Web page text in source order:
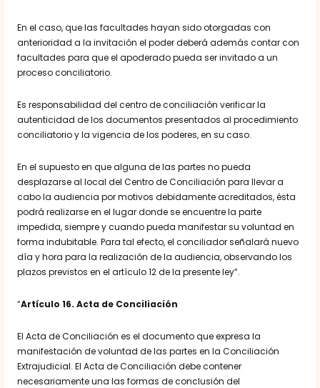
En el caso, que las facultades hayan sido otorgadas con
anterioridad a la invitación el poder deberá además contar con
facultades para que el apoderado pueda ser invitado a un
proceso conciliatorio.
Es responsabilidad del centro de conciliación verificar la
autenticidad de los documentos presentados al procedimiento
conciliatorio y la vigencia de los poderes, en su caso.
En el supuesto en que alguna de las partes no pueda
desplazarse al local del Centro de Conciliación para llevar a
cabo la audiencia por motivos debidamente acreditados, ésta
podrá realizarse en el lugar donde se encuentre la parte
impedida, siempre y cuando pueda manifestar su voluntad en
forma indubitable. Para tal efecto, el conciliador señalará nuevo
día y hora para la realización de la audiencia, observando los
plazos previstos en el artículo 12 de la presente ley”.
“Artículo 16. Acta de Conciliación
El Acta de Conciliación es el documento que expresa la
manifestación de voluntad de las partes en la Conciliación
Extrajudicial. El Acta de Conciliación debe contener
necesariamente una las formas de conclusión del